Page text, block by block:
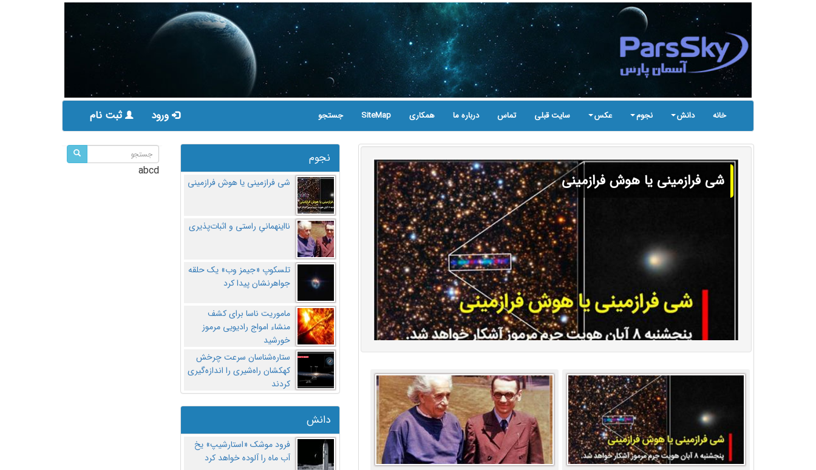
خانه دانش نجوم عکس سایت قبلی تماس درباره ما همکاری SiteMap جستجو ورود ثبت نام
شی فرازمینی یا هوش فرازمینی
نجوم
شی فرازمینی یا هوش فرازمینی
نااینهمانیِ راستی و اثبات‌پذیری
تلسکوپ «جیمز وب» یک حلقه
جواهرنشان پیدا کرد
ماموریت ناسا برای کشف
منشاء امواج رادیویی مرموز
خورشید
ستاره‌شناسان سرعت چرخش
کهکشان راه‌شیری را اندازه‌گیری
کردند
دانش
فرود موشک «استارشیپ» یخ
آب ماه را آلوده خواهد کرد
abcd